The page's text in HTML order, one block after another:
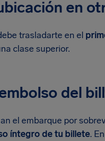
en
trasladarte en el
clase superior.
del
el embarque por
íntegro de tu billete.